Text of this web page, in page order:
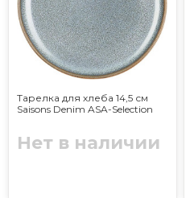
Тарелка для хлеба 14,5 см
Saisons Denim ASA-Selection
Нет в наличии